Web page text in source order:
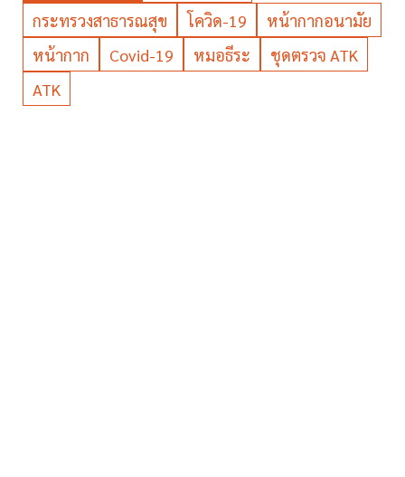
กระทรวงสาธารณสุข
โควิด-19
หน้ากากอนามัย
หน้ากาก
Covid-19 หมอธีระ
ชุดตรวจ ATK
ATK